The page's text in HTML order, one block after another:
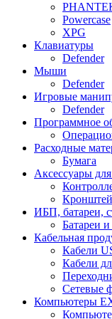
Powercase
XPG
Клавиатуры
Defender
Мыши
Defender
Игровые
Defender
Программное
Расходные
Бумага
Аксессуары
ИБП, батареи,
Батареи
Кабельная
Кабели
Кабели
Сетевые
Компьютеры